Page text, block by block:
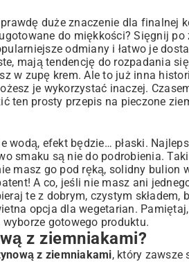
duże znaczenie dla finalnej
do miękkości? Sięgnij
odmiany i łatwo je
mają tendencję do rozpadania
w zupę krem. Ale to już inna
je wykorzystać inaczej.
ten prosty przepis na pieczone
wodą, efekt będzie… płaski.
smaku są nie do podrobienia.
masz go pod ręką, solidny bulion
A co, jeśli nie masz ani
te z dobrym, czystym składem,
opcja dla wegetarian.
gotowego produktu.
z ziemniakami?
z ziemniakami, który zawsze